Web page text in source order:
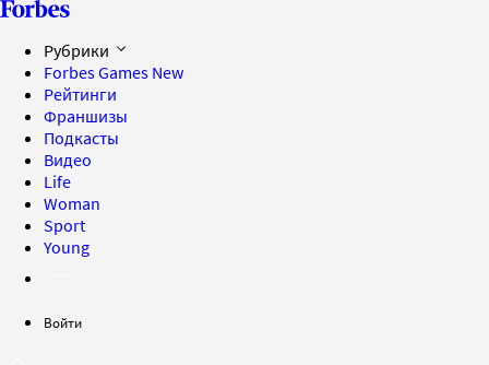
Рубрики
Forbes Games New
Рейтинги
Франшизы
Подкасты
Видео
Life
Woman
Sport
Young
Войти